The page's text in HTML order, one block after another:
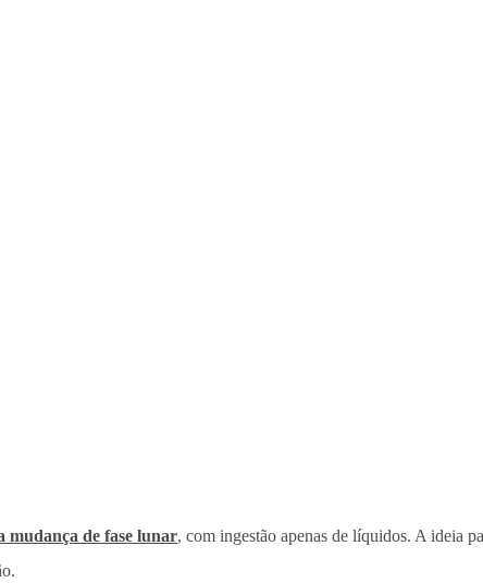
mudança de fase lunar, com ingestão apenas de líquidos. A ideia